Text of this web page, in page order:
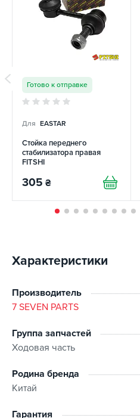
Готово к отправке
Для EASTAR
Стойка переднего
стабилизатора правая
FITSHI
305 ₴
Характеристики
Производитель
7 SEVEN PARTS
Группа запчастей
Ходовая часть
Родина бренда
Китай
Гарантия